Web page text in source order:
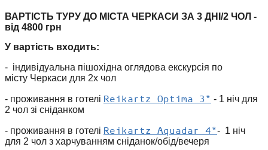
ВАРТІСТЬ ТУРУ ДО МІСТА ЧЕРКАСИ ЗА 3 ДНІ/2 ЧОЛ -
від 4800 грн
У вартість входить:
- індивідуальна пішохідна оглядова екскурсія по
місту Черкаси для 2х чол
- проживання в готелі Reikartz Optima 3* - 1 ніч для
2 чол зі сніданком
- проживання в готелі Reikartz Aquadar 4*- 1 ніч
для 2 чол з харчуванням сніданок/обід/вечеря